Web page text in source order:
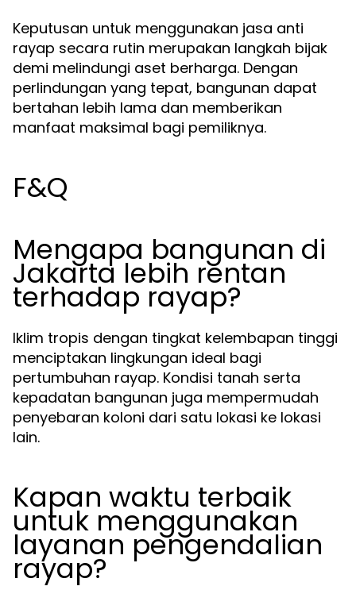
Keputusan untuk menggunakan jasa anti
rayap secara rutin merupakan langkah bijak
demi melindungi aset berharga. Dengan
perlindungan yang tepat, bangunan dapat
bertahan lebih lama dan memberikan
manfaat maksimal bagi pemiliknya.
F&Q
Mengapa bangunan di
Jakarta lebih rentan
terhadap rayap?
Iklim tropis dengan tingkat kelembapan tinggi
menciptakan lingkungan ideal bagi
pertumbuhan rayap. Kondisi tanah serta
kepadatan bangunan juga mempermudah
penyebaran koloni dari satu lokasi ke lokasi
lain.
Kapan waktu terbaik
untuk menggunakan
layanan pengendalian
rayap?